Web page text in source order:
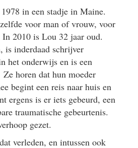
in een stadje in Maine.
voor man of vrouw, voor
2010 is Lou 32 jaar oud.
is inderdaad schrijver
het onderwijs en is een
Ze horen dat hun moeder
begint een reis naar huis en
ergens is er iets gebeurd, een
traumatische gebeurtenis.
gezet.
verleden, en intussen ook